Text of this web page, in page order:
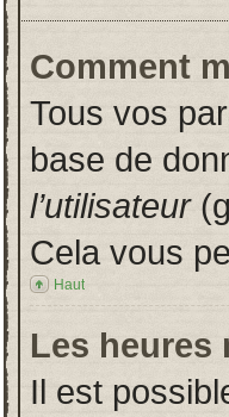
Comment
Tous vos
base de
l’utilisateur
Cela vous
Haut
Les heures
Il est